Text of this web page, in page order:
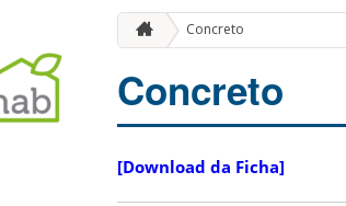
Concreto
Concreto
[Download da Ficha]